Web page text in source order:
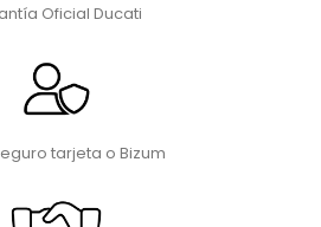
Oficial Ducati
tarjeta o Bizum